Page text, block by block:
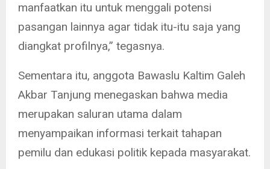
manfaatkan itu untuk menggali potensi
pasangan lainnya agar tidak itu-itu saja yang
diangkat profilnya,” tegasnya.
Sementara itu, anggota Bawaslu Kaltim Galeh
Akbar Tanjung menegaskan bahwa media
merupakan saluran utama dalam
menyampaikan informasi terkait tahapan
pemilu dan edukasi politik kepada masyarakat.